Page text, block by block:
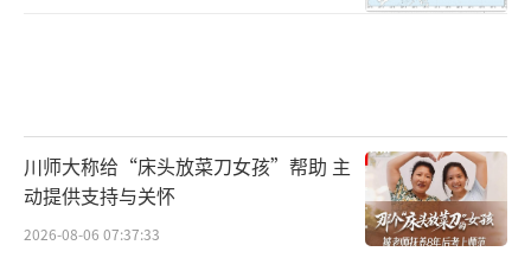
川师大称给“床头放菜刀女孩”帮助 主
动提供支持与关怀
2026-08-06 07:37:33